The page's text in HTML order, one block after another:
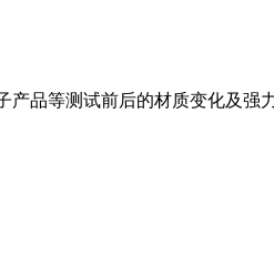
品等测试前后的材质变化及强